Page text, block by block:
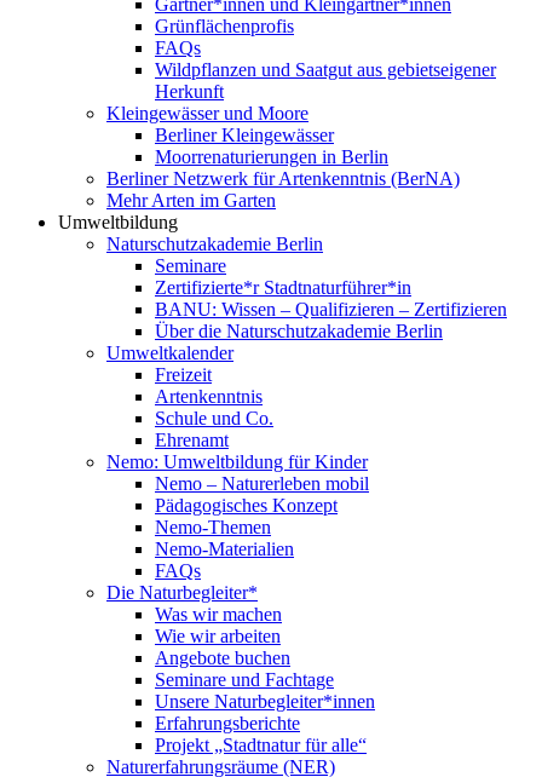
Gärtner*innen und Kleingärtner*innen
Grünflächenprofis
FAQs
Wildpflanzen und Saatgut aus gebietseigener
Herkunft
Kleingewässer und Moore
Berliner Kleingewässer
Moorrenaturierungen in Berlin
Berliner Netzwerk für Artenkenntnis (BerNA)
Mehr Arten im Garten
Umweltbildung
Naturschutzakademie Berlin
Seminare
Zertifizierte*r Stadtnaturführer*in
BANU: Wissen – Qualifizieren – Zertifizieren
Über die Naturschutzakademie Berlin
Umweltkalender
Freizeit
Artenkenntnis
Schule und Co.
Ehrenamt
Nemo: Umweltbildung für Kinder
Nemo – Naturerleben mobil
Pädagogisches Konzept
Nemo-Themen
Nemo-Materialien
FAQs
Die Naturbegleiter*
Was wir machen
Wie wir arbeiten
Angebote buchen
Seminare und Fachtage
Unsere Naturbegleiter*innen
Erfahrungsberichte
Projekt „Stadtnatur für alle“
Naturerfahrungsräume (NER)